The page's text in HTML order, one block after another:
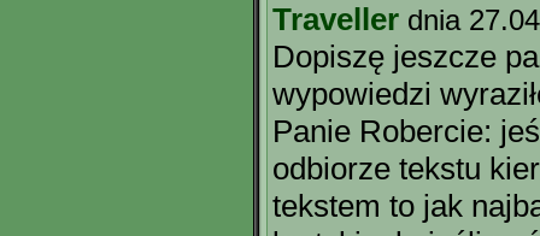
Traveller dnia
Dopiszę jeszcze
wypowiedzi
Panie Robercie:
odbiorze tekstu
tekstem to jak